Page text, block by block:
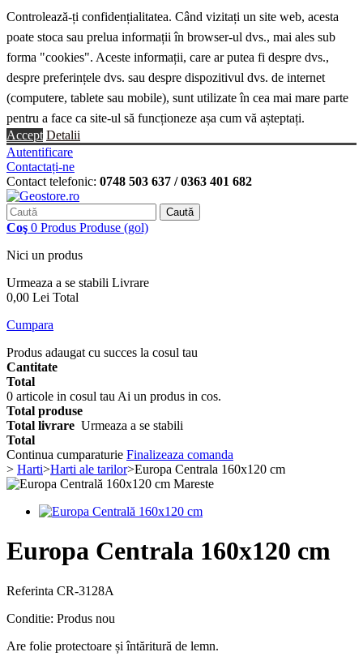
Controlează-ți confidențialitatea. Când vizitați un site web, acesta
poate stoca sau prelua informații în browser-ul dvs., mai ales sub
forma "cookies". Aceste informații, care ar putea fi despre dvs.,
despre preferințele dvs. sau despre dispozitivul dvs. de internet
(computere, tablete sau mobile), sunt utilizate în cea mai mare parte
pentru a face ca site-ul să funcționeze așa cum vă așteptați.
Accept Detalii
Autentificare
Contactați-ne
Contact telefonic: 0748 503 637 / 0363 401 682
Caută
Coş 0 Produs Produse (gol)
Nici un produs
Urmeaza a se stabili Livrare
0,00 Lei Total
Cumpara
Produs adaugat cu succes la cosul tau
Cantitate
Total
0 articole in cosul tau Ai un produs in cos.
Total produse
Total livrare Urmeaza a se stabili
Total
Continua cumparaturie Finalizeaza comanda
> Harti>Harti ale tarilor>Europa Centrala 160x120 cm
Mareste
Europa Centrala 160x120 cm
Referinta CR-3128A
Conditie: Produs nou
Are folie protectoare și întăritură de lemn.